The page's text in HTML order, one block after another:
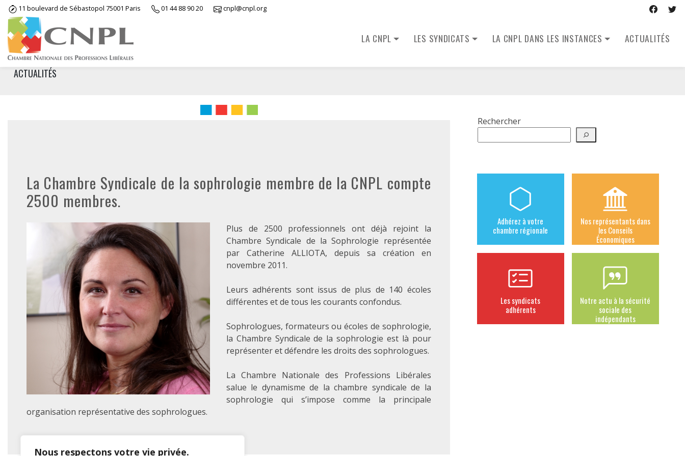
Nous respectons votre vie privée.
Skip
content
11 boulevard de Sébastopol 75001 Paris 01 44 88 90 20 cnpl@cnpl.org
LA CNPL LES SYNDICATS LA CNPL DANS LES INSTANCES ACTUALITÉS
ACTUALITÉS
La Chambre Syndicale de la sophrologie membre de la CNPL compte
2500 membres.
Plus de 2500 professionnels ont déjà rejoint la
Chambre Syndicale de la Sophrologie représentée
par Catherine ALLIOTA, depuis sa création en
novembre 2011.
Leurs adhérents sont issus de plus de 140 écoles
différentes et de tous les courants confondus.
Sophrologues, formateurs ou écoles de sophrologie,
la Chambre Syndicale de la sophrologie est là pour
représenter et défendre les droits des sophrologues.
La Chambre Nationale des Professions Libérales
salue le dynamisme de la chambre syndicale de la
sophrologie qui s’impose comme la principale
organisation représentative des sophrologues.
Rechercher
Adhérez à votre
chambre régionale
Nos représentants dans
les Conseils
Économiques
Les syndicats
adhérents
Notre actu à la sécurité
sociale des
indépendants